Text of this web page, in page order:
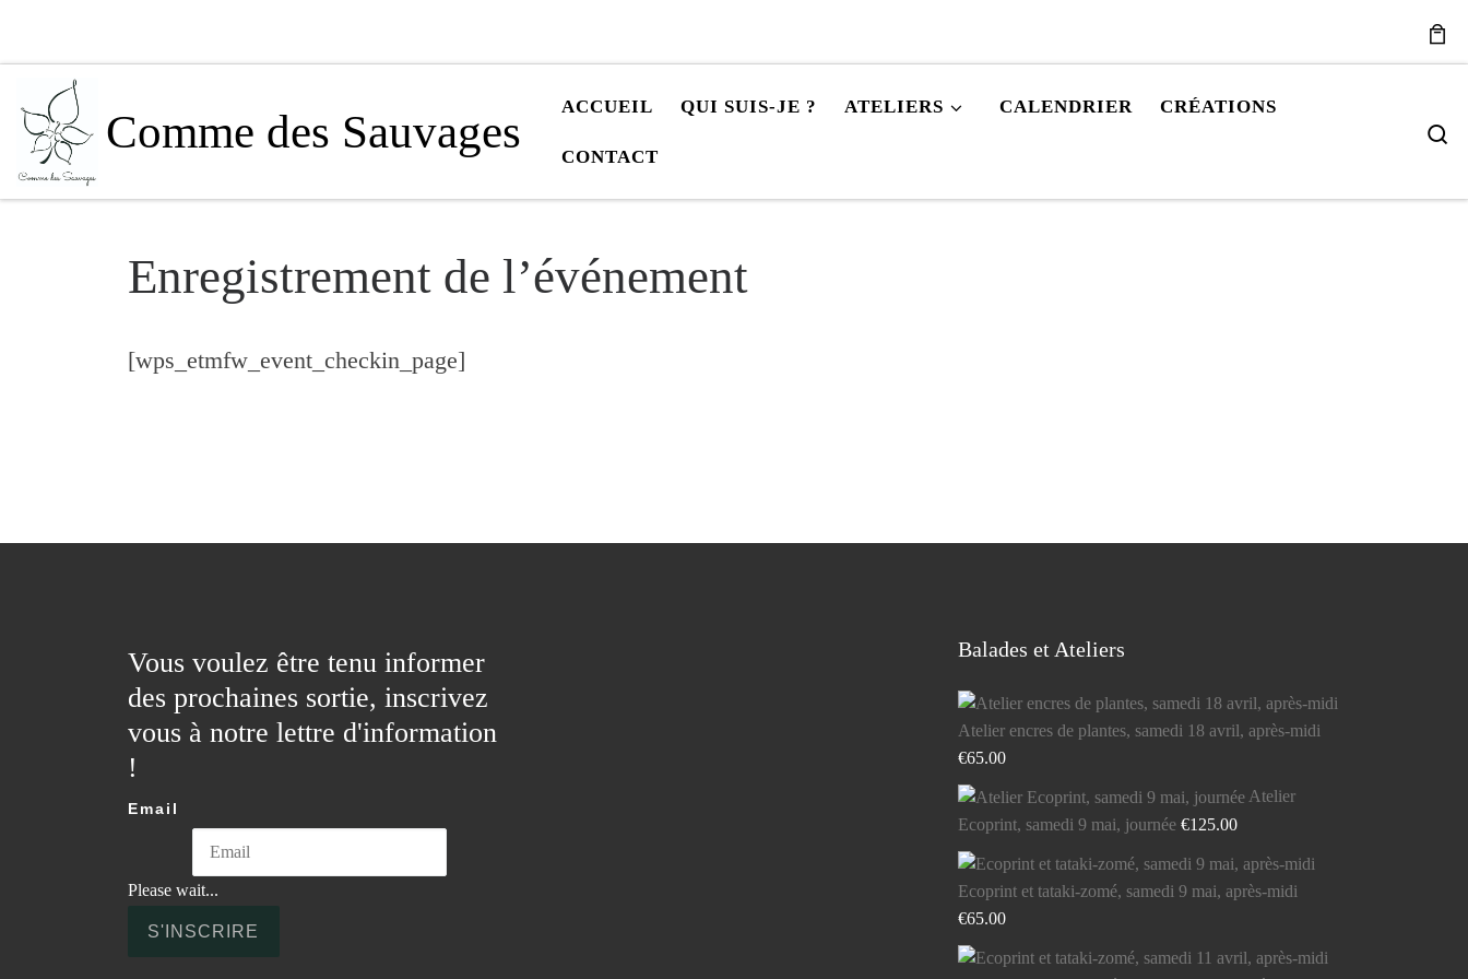
Comme des Sauvages ACCUEIL QUI SUIS-JE ? ATELIERS CALENDRIER CRÉATIONS
CONTACT
Enregistrement de l’événement
[wps_etmfw_event_checkin_page]
Vous voulez être tenu informer
des prochaines sortie, inscrivez
vous à notre lettre d'information
!
Email
Please wait...
S'INSCRIRE
Balades et Ateliers
Atelier encres de plantes, samedi 18 avril, après-midi
€65.00
Atelier
Ecoprint, samedi 9 mai, journée €125.00
Ecoprint et tataki-zomé, samedi 9 mai, après-midi
€65.00